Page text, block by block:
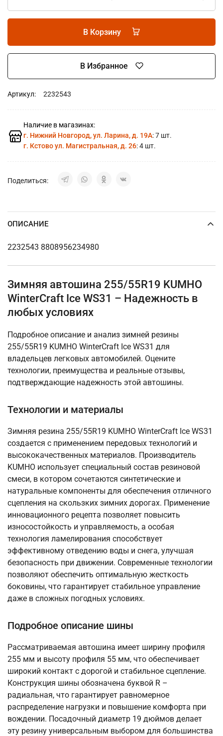
В Корзину
В Избранное
Артикул: 2232543
Наличие в магазинах:
г. Нижний Новгород, ул. Ларина, д. 19А: 7 шт.
г. Кстово ул. Магистральная, д. 26: 4 шт.
Поделиться:
ОПИСАНИЕ
2232543 8808956234980
Зимняя автошина 255/55R19 KUMHO
WinterCraft Ice WS31 – Надежность в
любых условиях
Подробное описание и анализ зимней резины
255/55R19 KUMHO WinterCraft Ice WS31 для
владельцев легковых автомобилей. Оцените
технологии, преимущества и реальные отзывы,
подтверждающие надежность этой автошины.
Технологии и материалы
Зимняя резина 255/55R19 KUMHO WinterCraft Ice WS31
создается с применением передовых технологий и
высококачественных материалов. Производитель
KUMHO использует специальный состав резиновой
смеси, в котором сочетаются синтетические и
натуральные компоненты для обеспечения отличного
сцепления на скользких зимних дорогах. Применение
инновационного рецепта позволяет повысить
износостойкость и управляемость, а особая
технология ламелирования способствует
эффективному отведению воды и снега, улучшая
безопасность при движении. Современные технологии
позволяют обеспечить оптимальную жесткость
боковины, что гарантирует стабильное управление
даже в сложных погодных условиях.
Подробное описание шины
Рассматриваемая автошина имеет ширину профиля
255 мм и высоту профиля 55 мм, что обеспечивает
широкий контакт с дорогой и стабильное сцепление.
Конструкция шины обозначена буквой R –
радиальная, что гарантирует равномерное
распределение нагрузки и повышение комфорта при
вождении. Посадочный диаметр 19 дюймов делает
эту резину универсальным выбором для большинства